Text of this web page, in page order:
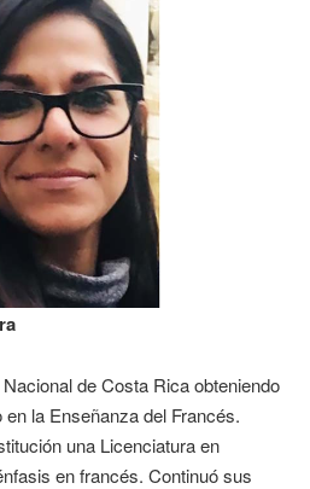
de Costa Rica obteniendo
la Enseñanza del Francés.
una Licenciatura en
en francés. Continuó sus